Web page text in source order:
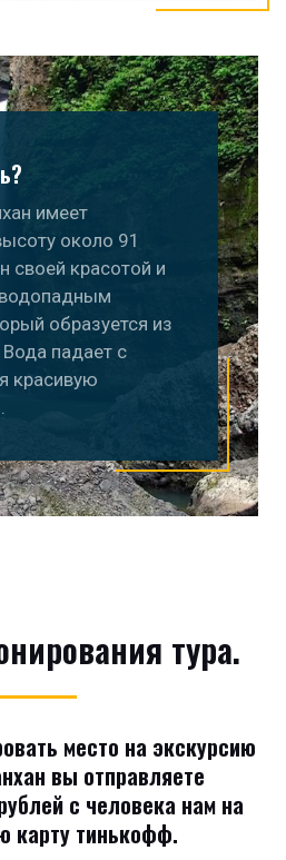
имеет
около 91
своей красотой и
образуется из
Вода падает с
красивую
тура.​
место на экскурсию
вы отправляете
с человека нам на
карту тинькофф.